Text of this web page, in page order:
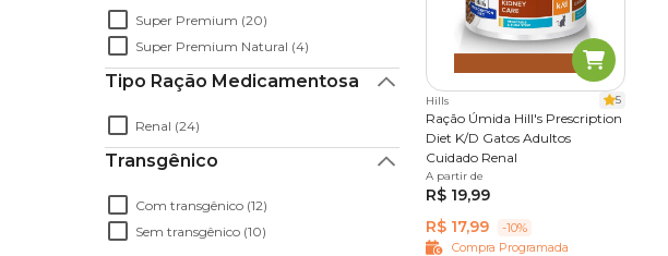
Super Premium (20)
Super Premium Natural (4)
Tipo Ração Medicamentosa
Renal (24)
Transgênico
Com transgênico (12)
Sem transgênico (10)
Hills 5
Ração Úmida Hill's Prescription
Diet K/D Gatos Adultos
Cuidado Renal
82 g
A partir de
R$ 19,99
R$ 17,99
-10%
Compra Programada